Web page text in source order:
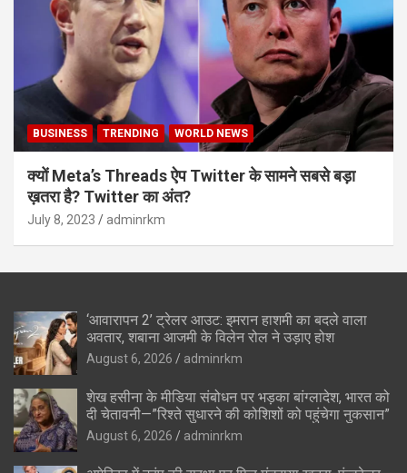
BUSINESS TRENDING WORLD NEWS
क्यों Meta’s Threads ऐप Twitter के सामने सबसे बड़ा
ख़तरा है? Twitter का अंत?
July 8, 2023 adminrkm
‘आवारापन 2’ ट्रेलर आउट: इमरान हाशमी का बदले वाला
अवतार, शबाना आजमी के विलेन रोल ने उड़ाए होश
August 6, 2026 adminrkm
शेख हसीना के मीडिया संबोधन पर भड़का बांग्लादेश, भारत को
दी चेतावनी—”रिश्ते सुधारने की कोशिशों को पहुंचेगा नुकसान”
August 6, 2026 adminrkm